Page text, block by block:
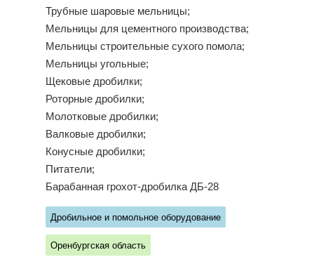
Трубные шаровые мельницы;
Мельницы для цементного производства;
Мельницы строительные сухого помола;
Мельницы угольные;
Щековые дробилки;
Роторные дробилки;
Молотковые дробилки;
Валковые дробилки;
Конусные дробилки;
Питатели;
Барабанная грохот-дробилка ДБ-28
Дробильное и помольное оборудование
Оренбургская область